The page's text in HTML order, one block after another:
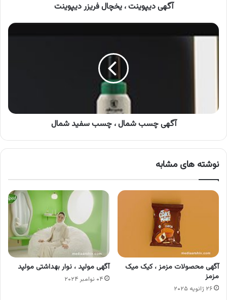
آگهی دیپوینت ، یخچال فریزر دیپوینت
آگهی
چسب
آگهی چسب شمال ، چسب سفید شمال
نوشته های مشابه
آگهی محصولات مزمز ، کیک میک
مزمز
۲۶ ژانویه ۲۰۲۵
آگهی مولپد ، نوار بهداشتی مولپد
۰۴ نوامبر ۲۰۲۴